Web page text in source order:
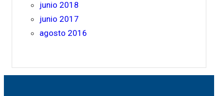
junio 2018
junio 2017
agosto 2016